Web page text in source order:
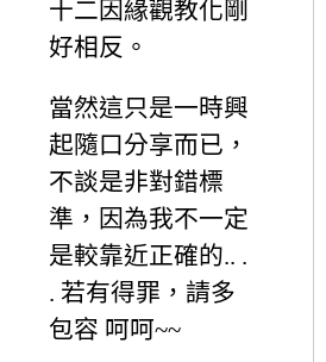
十二因緣觀教化剛
好相反。
當然這只是一時興
起隨口分享而已，
不談是非對錯標
準，因為我不一定
是較靠近正確的.. .
. 若有得罪，請多
包容 呵呵~~